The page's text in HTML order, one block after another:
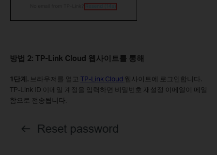
방법 2: TP-Link Cloud 웹사이트를 통해
1단계. 브라우저를 열고 TP-Link Cloud 웹사이트에 로그인합니다.
TP-Link ID 이메일 계정을 입력하면 비밀번호 재설정 이메일이 메일
함으로 전송됩니다.